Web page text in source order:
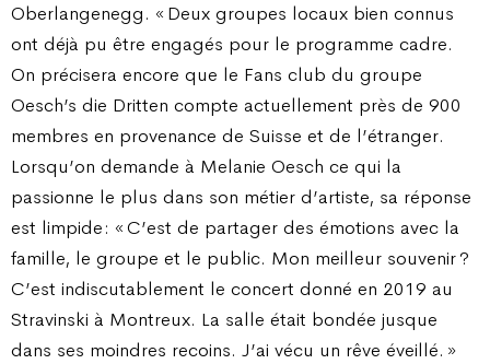
Oberlangenegg. « Deux groupes locaux bien connus
ont déjà pu être engagés pour le programme cadre.
On précisera encore que le Fans club du groupe
Oesch’s die Dritten compte actuellement près de 900
membres en provenance de Suisse et de l’étranger.
Lorsqu’on demande à Melanie Oesch ce qui la
passionne le plus dans son métier d’artiste, sa réponse
est limpide : « C’est de partager des émotions avec la
famille, le groupe et le public. Mon meilleur souvenir ?
C’est indiscutablement le concert donné en 2019 au
Stravinski à Montreux. La salle était bondée jusque
dans ses moindres recoins. J’ai vécu un rêve éveillé. »